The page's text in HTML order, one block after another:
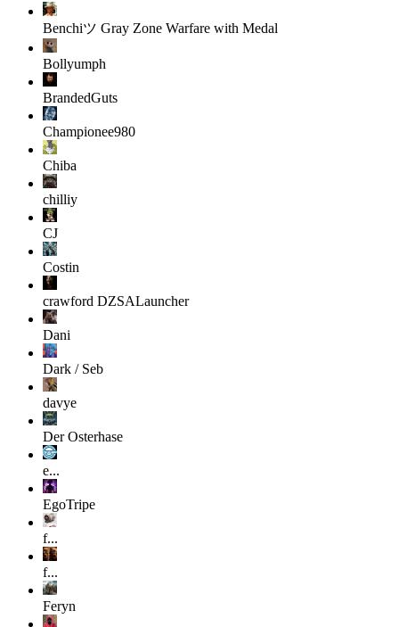
Benchiツ Gray Zone Warfare with Medal
Bollyumph
BrandedGuts
Championee980
Chiba
chilliy
CJ
Costin
crawford DZSALauncher
Dani
Dark / Seb
davye
Der Osterhase
e...
EgoTripe
f...
f...
Feryn